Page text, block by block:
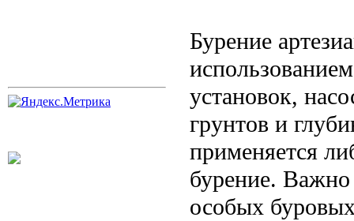
Бурение
установок,
грунтов и
применяется
бурение.
особых